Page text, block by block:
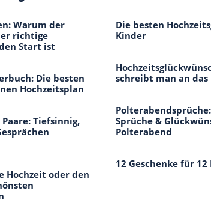
Warum der
richtige
Start ist
Die besten
Hochzeitsplan
Tiefsinnig,
Hochzeit oder den
Die besten
Kinder
schreibt man an das
Sprüche &
Polterabend
12 Geschenke für